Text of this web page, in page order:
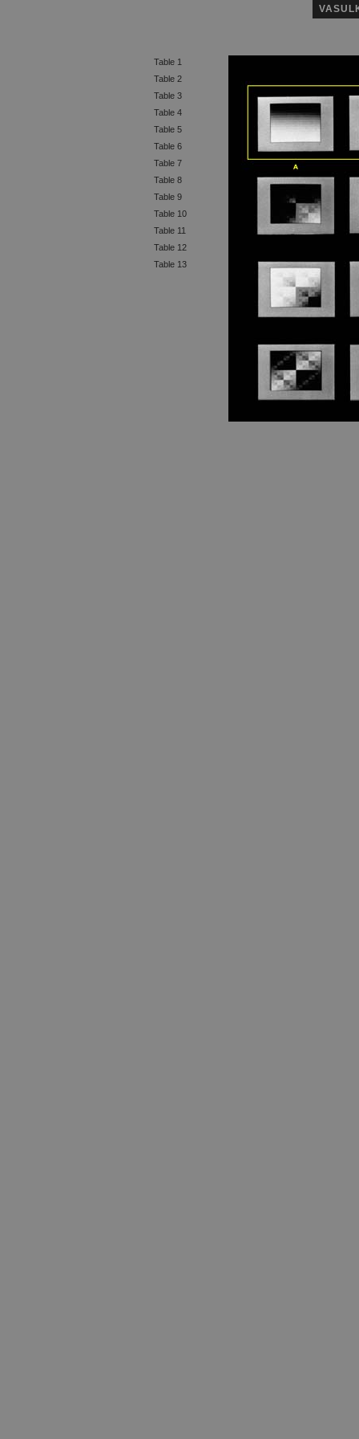
Table 1
Table 2
Table 3
Table 4
Table 5
Table 6
Table 7
Table 8
Table 9
Table 10
Table 11
Table 12
Table 13